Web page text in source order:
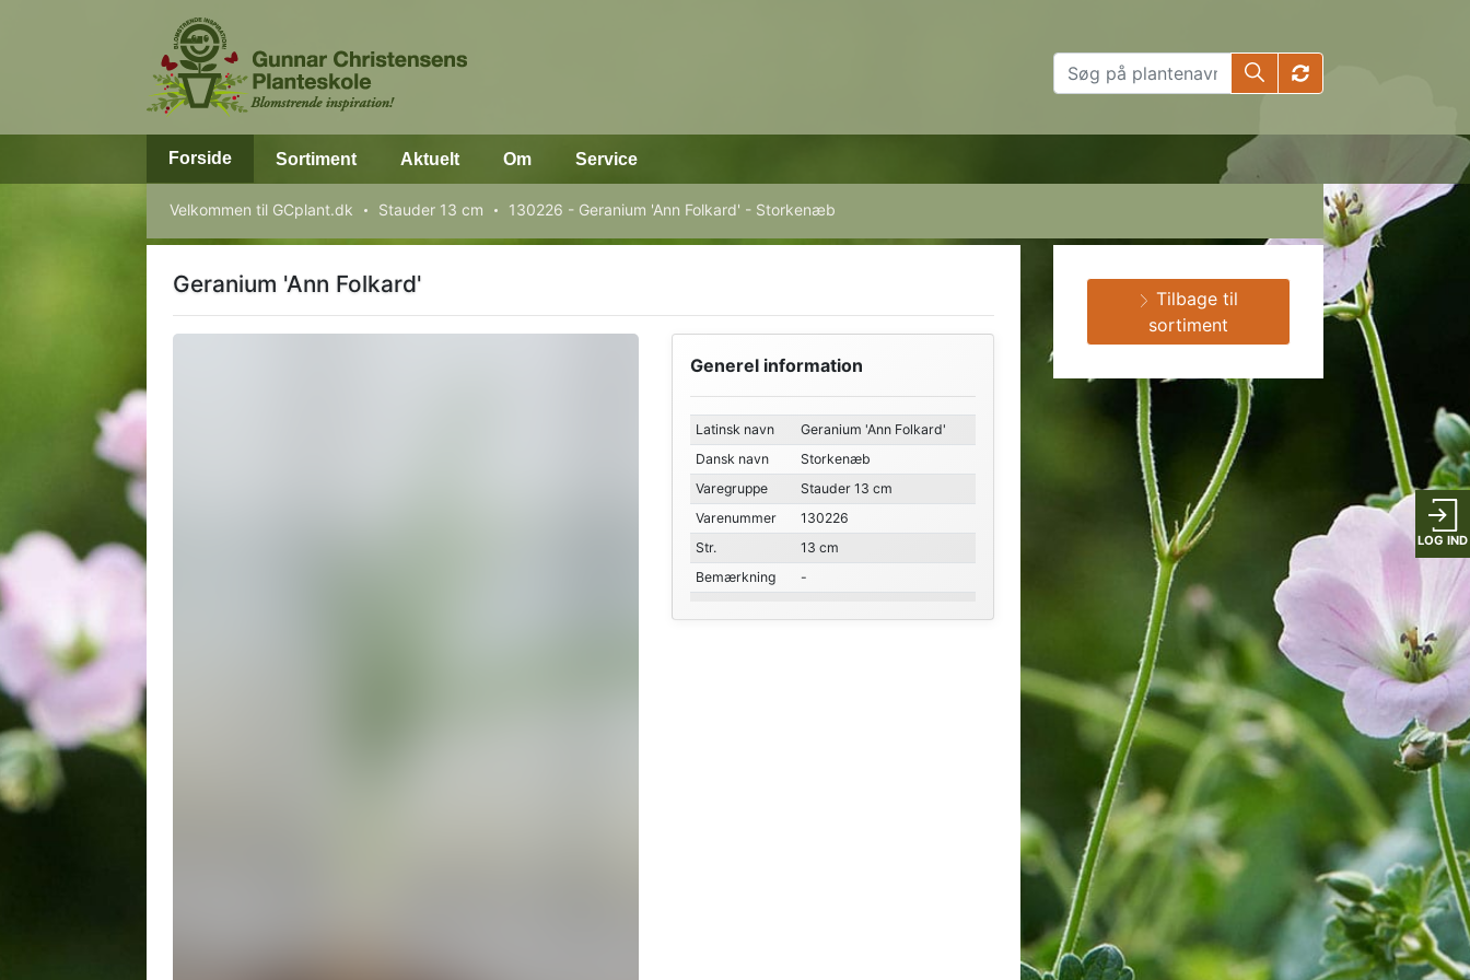
LOG IND
Forside Sortiment Aktuelt Om Service
Velkommen til GCplant.dk Stauder 13 cm 130226 - Geranium 'Ann Folkard' - Storkenæb
Geranium 'Ann Folkard'
Generel information
Latinsk navn
Geranium 'Ann Folkard'
Dansk navn
Storkenæb
Varegruppe
Stauder 13 cm
Varenummer
130226
Str.
13 cm
Bemærkning
-
Tilbage til
sortiment